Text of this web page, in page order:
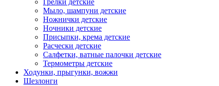
Грелки детские
Мыло, шампуни детские
Ножнички детские
Ночники детские
Присыпки, крема детские
Расчески детские
Салфетки, ватные палочки детские
Термометры детские
Ходунки, прыгунки, вожжи
Шезлонги